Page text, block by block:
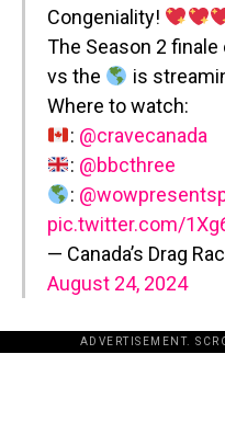
Congeniality!
The Season 2 finale
vs the
is
Where to watch:
: @cravecanada
: @bbcthree
:
pic.twitter.com/
— Canada’s Drag
August 24, 2024
ADVERTISEMENT.